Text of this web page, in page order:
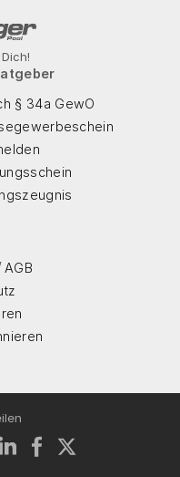
§ 34a GewO
AGB